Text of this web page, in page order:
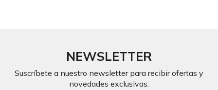
NEWSLETTER
Suscríbete a nuestro newsletter para recibir ofertas y
novedades exclusivas.